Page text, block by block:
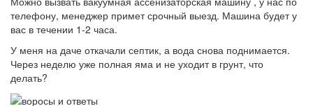
телефону, менеджер примет срочный выезд. Машина будет у
вас в течении 1-2 часа.
У меня на даче откачали септик, а вода снова поднимается.
Через неделю уже полная яма и не уходит в грунт, что
делать?